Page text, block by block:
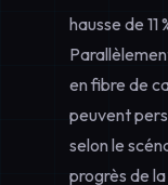
hausse de
en fibre de
peuvent
selon le
progrès de